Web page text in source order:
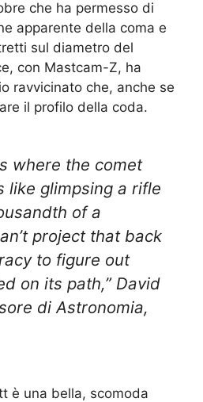
che ha permesso di
apparente della coma e
sul diametro del
con Mastcam-Z, ha
ravvicinato che, anche se
il profilo della coda.
where the comet
like glimpsing a rifle
of a
project that back
to figure out
on its path,” David
di Astronomia,
è una bella, scomoda